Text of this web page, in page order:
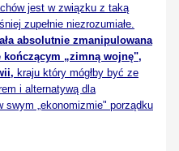
jest w związku z taką
zupełnie niezrozumiałe.
absolutnie zmanipulowana
„zimną wojnę",
kraju który mógłby być ze
i alternatywą dla
swym „ekonomizmie" porządku